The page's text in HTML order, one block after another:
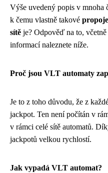
Výše uvedený popis v mnoha
k čemu vlastně takové
sítě je? Odpověď na to,
informací naleznete níže.
Proč jsou VLT automaty
Je to z toho důvodu, že z
jackpot. Ten není počítán v
v rámci celé sítě automatů.
jackpotů velkou rychlostí.
Jak vypadá VLT automat?